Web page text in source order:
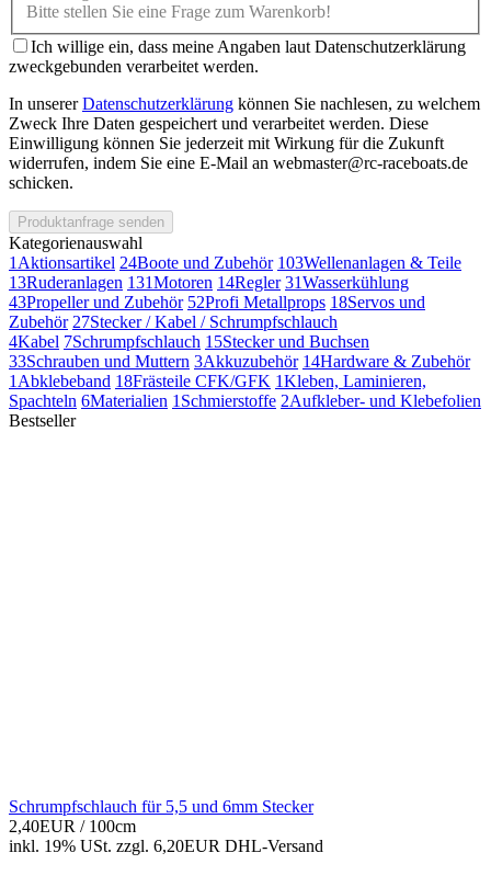
Bitte stellen Sie eine Frage zum Warenkorb!
Ich willige ein, dass meine Angaben laut Datenschutzerklärung
zweckgebunden verarbeitet werden.
In unsererDatenschutzerklärung können Sie nachlesen, zu welchem
Zweck Ihre Daten gespeichert und verarbeitet werden. Diese
Einwilligung können Sie jederzeit mit Wirkung für die Zukunft
widerrufen, indem Sie eine E-Mail an webmaster@rc-raceboats.de
schicken.
Produktanfrage senden
Kategorienauswahl
1 Aktionsartikel 24Boote und Zubehör 103Wellenanlagen & Teile
13Ruderanlagen 131Motoren 14Regler 31Wasserkühlung
43Propeller und Zubehör 52Profi Metallprops 18Servos und
Zubehör 27Stecker / Kabel / Schrumpfschlauch
4Kabel 7Schrumpfschlauch 15Stecker und Buchsen
33Schrauben und Muttern 3Akkuzubehör 14Hardware & Zubehör
1 Abklebeband 18Frästeile CFK/GFK 1Kleben, Laminieren,
Spachteln 6Materialien 1 Schmierstoffe 2Aufkleber- und Klebefolien
Bestseller
Schrumpfschlauch für 5,5 und 6mm Stecker
2,40EUR / 100cm
inkl. 19% USt. zzgl. 6,20EUR DHL-Versand